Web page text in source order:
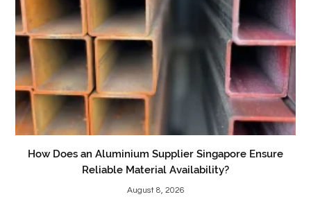
How Does an Aluminium Supplier Singapore Ensure
Reliable Material Availability?
August 8, 2026